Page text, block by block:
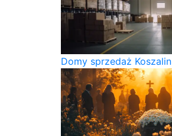
Domy sprzedaż Koszalin